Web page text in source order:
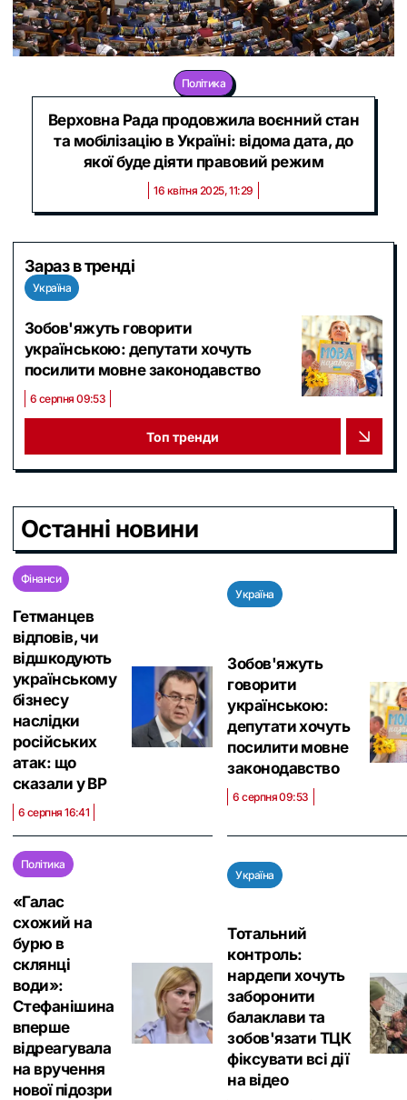
Політика
Верховна Рада продовжила воєнний стан
та мобілізацію в Україні: відома дата, до
якої буде діяти правовий режим
16 квітня 2025, 11:29
Зараз в тренді
Україна
Зобов'яжуть говорити
українською: депутати хочуть
посилити мовне законодавство
6 серпня 09:53
Топ тренди
Останні новини
Фінанси
Гетманцев
відповів, чи
відшкодують
українському
бізнесу
наслідки
російських
атак: що
сказали у ВР
6 серпня 16:41
Україна
Зобов'яжуть
говорити
українською:
депутати хочуть
посилити мовне
законодавство
6 серпня 09:53
Політика
«Галас
схожий на
бурю в
склянці
води»:
Стефанішина
вперше
відреагувала
на вручення
нової підозри
Україна
Тотальний
контроль:
нардепи хочуть
заборонити
балаклави та
зобов'язати ТЦК
фіксувати всі дії
на відео